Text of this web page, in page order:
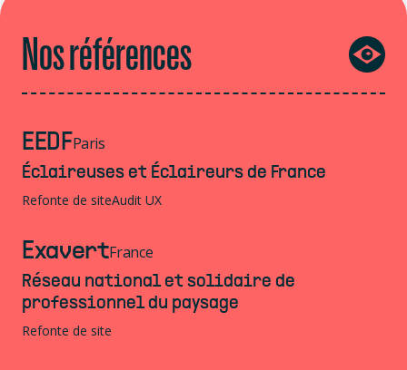
Nos références
Paris
EEDF
Éclaireuses et Éclaireurs de France
Refonte de siteAudit UX
France
Exavert
Réseau national et solidaire de
professionnel du paysage
Refonte de site